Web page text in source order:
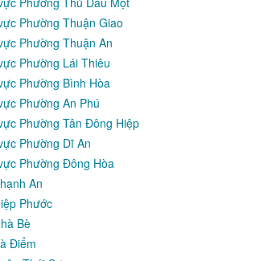
Phường Thuận Giao
Phường Thuận An
Phường Lái Thiêu
Phường Bình Hòa
Phường An Phú
Phường Tân Đông Hiệp
Phường Dĩ An
Phường Đông Hòa
An
Phước
Bè
Điểm